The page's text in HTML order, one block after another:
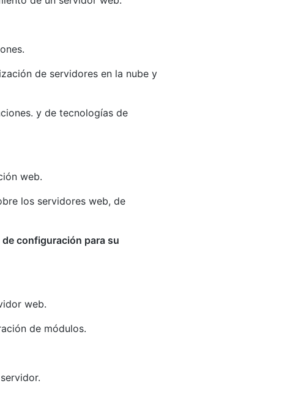
de servidores en la nube y
y de tecnologías de
web.
los servidores web, de
configuración para su
web.
de módulos.